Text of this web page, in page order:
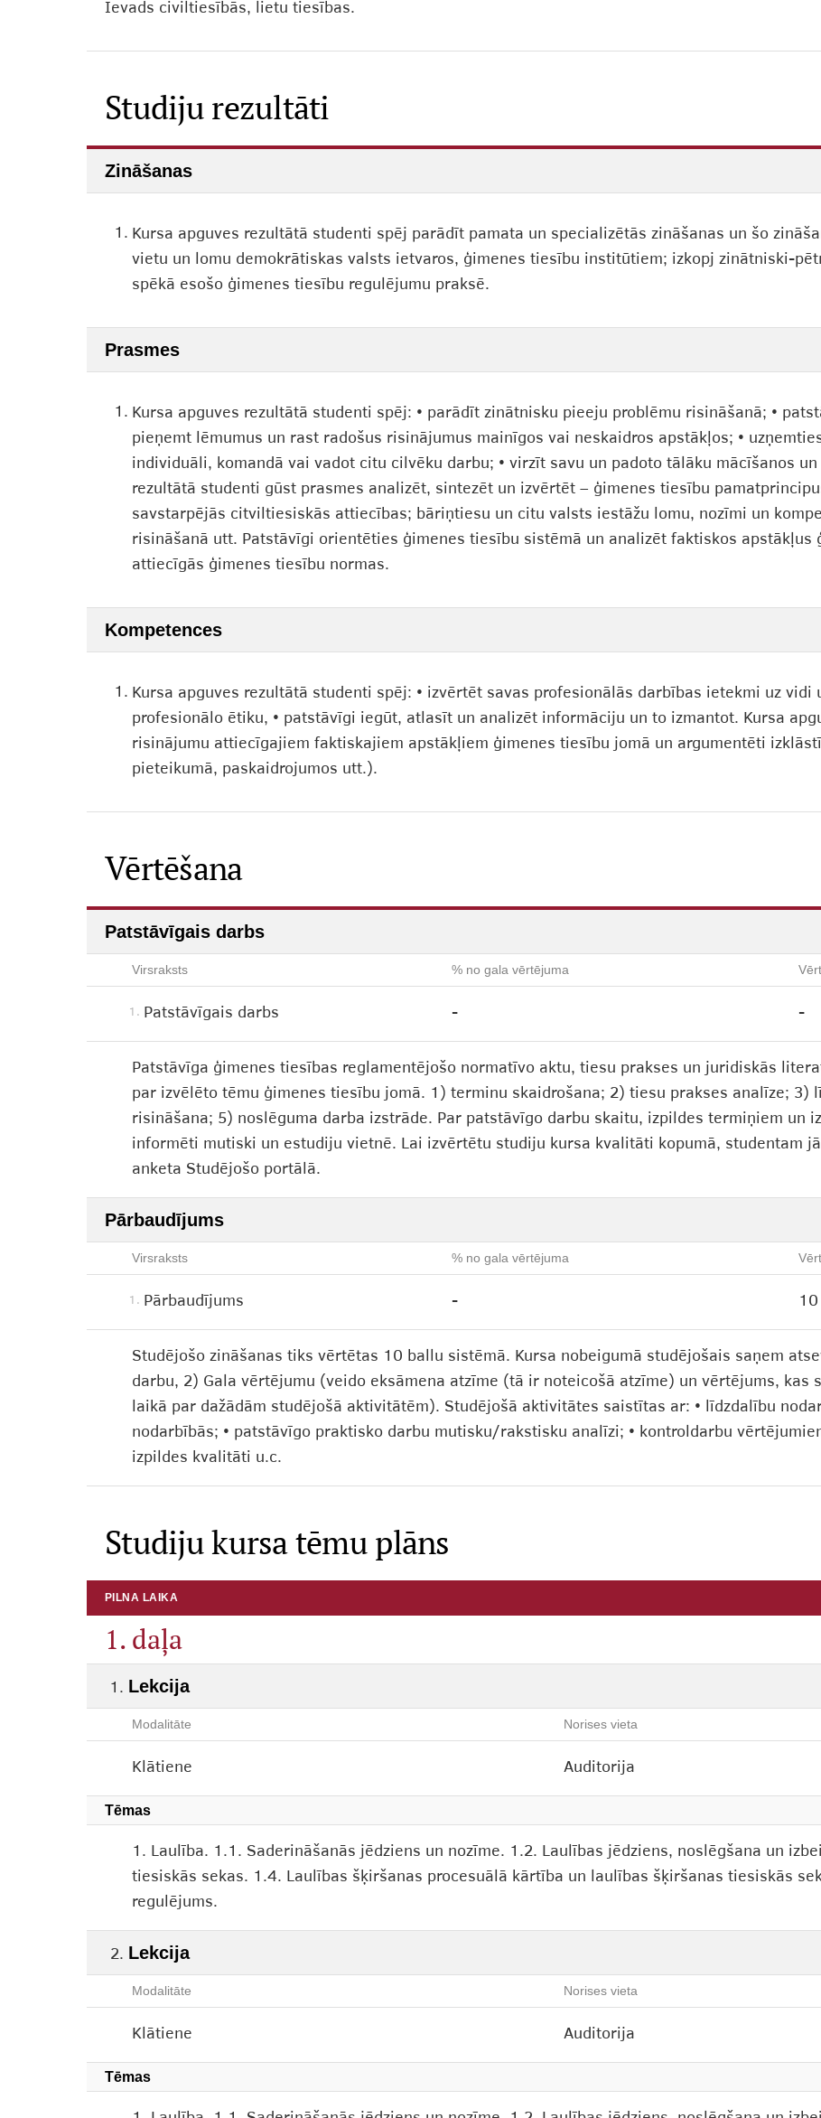
Ievads civiltiesībās, lietu tiesības.
Studiju rezultāti
Zināšanas
1. Kursa apguves rezultātā studenti spēj parādīt pamata un specializētās zināšanas un šo
vietu un lomu demokrātiskas valsts ietvaros, ģimenes tiesību institūtiem; izkopj zinātniski-
spēkā esošo ģimenes tiesību regulējumu praksē.
Prasmes
1. Kursa apguves rezultātā studenti spēj: • parādīt zinātnisku pieeju problēmu risināšanā; •
pieņemt lēmumus un rast radošus risinājumus mainīgos vai neskaidros apstākļos; •
individuāli, komandā vai vadot citu cilvēku darbu; • virzīt savu un padoto tālāku mācīšanos
rezultātā studenti gūst prasmes analizēt, sintezēt un izvērtēt – ģimenes tiesību
savstarpējās citviltiesiskās attiecības; bāriņtiesu un citu valsts iestāžu lomu, nozīmi un
risināšanā utt. Patstāvīgi orientēties ģimenes tiesību sistēmā un analizēt faktiskos apstākļus
attiecīgās ģimenes tiesību normas.
Kompetences
1. Kursa apguves rezultātā studenti spēj: • izvērtēt savas profesionālās darbības ietekmi uz vidi
profesionālo ētiku, • patstāvīgi iegūt, atlasīt un analizēt informāciju un to izmantot. Kursa
risinājumu attiecīgajiem faktiskajiem apstākļiem ģimenes tiesību jomā un argumentēti
pieteikumā, paskaidrojumos utt.).
Vērtēšana
Patstāvīgais darbs
Virsraksts % no gala vērtējuma
1. Patstāvīgais darbs - -
Patstāvīga ģimenes tiesības reglamentējošo normatīvo aktu, tiesu prakses un juridiskās
par izvēlēto tēmu ģimenes tiesību jomā. 1) terminu skaidrošana; 2) tiesu prakses analīze; 3)
risināšana; 5) noslēguma darba izstrāde. Par patstāvīgo darbu skaitu, izpildes termiņiem un
informēti mutiski un estudiju vietnē. Lai izvērtētu studiju kursa kvalitāti kopumā, studentam
anketa Studējošo portālā.
Pārbaudījums
Virsraksts % no gala vērtējuma
1. Pārbaudījums -
Studējošo zināšanas tiks vērtētas 10 ballu sistēmā. Kursa nobeigumā studējošais saņem
darbu, 2) Gala vērtējumu (veido eksāmena atzīme (tā ir noteicošā atzīme) un vērtējums, kas
laikā par dažādām studējošā aktivitātēm). Studējošā aktivitātes saistītas ar: • līdzdalību
nodarbībās; • patstāvīgo praktisko darbu mutisku/rakstisku analīzi; • kontroldarbu
izpildes kvalitāti u.c.
Studiju kursa tēmu plāns
PILNA LAIKA
1. daļa
Lekcija
Modalitāte Norises vieta
Klātiene Auditorija
Tēmas
1. Laulība. 1.1. Saderināšanās jēdziens un nozīme. 1.2. Laulības jēdziens, noslēgšana un
tiesiskās sekas. 1.4. Laulības šķiršanas procesuālā kārtība un laulības šķiršanas tiesiskās
regulējums.
Lekcija
Modalitāte Norises vieta
Klātiene Auditorija
Tēmas